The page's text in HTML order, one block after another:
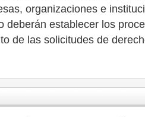
organizaciones e
deberán establecer los
de las solicitudes de